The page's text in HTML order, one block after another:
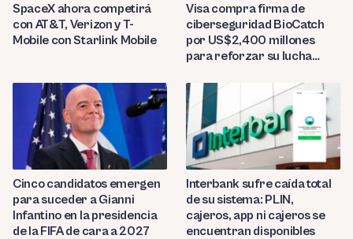
SpaceX ahora competirá
con AT&T, Verizon y T-
Mobile con Starlink Mobile
Visa compra firma de
ciberseguridad BioCatch
por US$2,400 millones
para reforzar su lucha
Cinco candidatos emergen
para suceder a Gianni
Infantino en la presidencia
de la FIFA de cara a 2027
Interbank sufre caída total
de su sistema: PLIN,
cajeros, app ni cajeros se
encuentran disponibles